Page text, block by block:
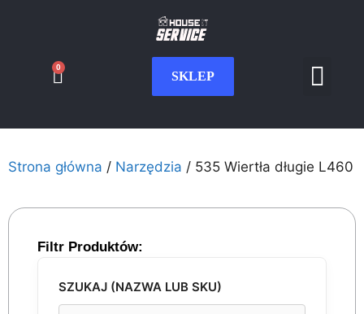
SKLEP
0
Strona główna / Narzędzia / 535 Wiertła długie L460
Filtr Produktów:
SZUKAJ (NAZWA LUB SKU)